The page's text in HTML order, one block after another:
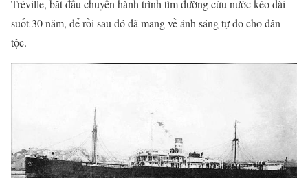
Tréville, bắt đầu chuyến hành trình tìm đường cứu nước kéo dài
suốt 30 năm, để rồi sau đó đã mang về ánh sáng tự do cho dân
tộc.